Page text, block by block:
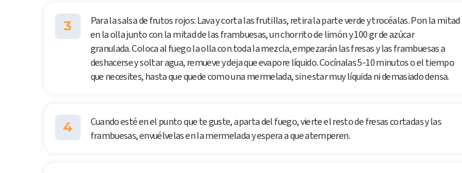
3
Para la salsa de frutos rojos: Lava y corta las frutillas, retira la parte verde y trocéalas. Pon la mitad
en la olla junto con la mitad de las frambuesas, un chorrito de limón y 100 gr de azúcar
granulada. Coloca al fuego la olla con toda la mezcla, empezarán las fresas y las frambuesas a
deshacerse y soltar agua, remueve y deja que evapore líquido. Cocínalas 5-10 minutos o el tiempo
que necesites, hasta que quede como una mermelada, sin estar muy líquida ni demasiado densa.
4
Cuando esté en el punto que te guste, aparta del fuego, vierte el resto de fresas cortadas y las
frambuesas, envuélvelas en la mermelada y espera a que atemperen.